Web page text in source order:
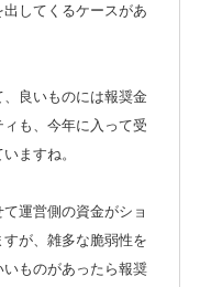
してくるケースがあ
良いものには報奨金
も、今年に入って受
ますね。
運営側の資金がショ
が、雑多な脆弱性を
ものがあったら報奨